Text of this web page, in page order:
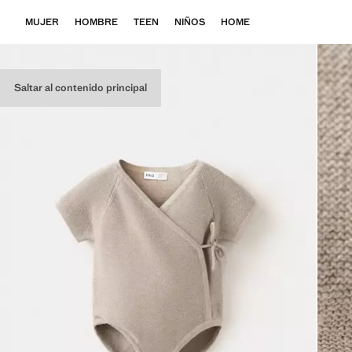
Saltar al contenido principal
MUJER HOMBRE TEEN NIÑOS HOME